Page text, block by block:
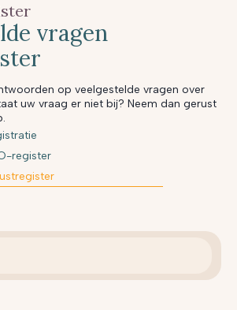
vragen
op veelgestelde vragen over
uw vraag er niet bij? Neem dan gerust
register